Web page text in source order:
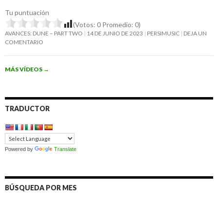
Tu puntuación
(Votos: 0 Promedio: 0)
AVANCES: DUNE – PART TWO 14 DE JUNIO DE 2023 PERSIMUSIC DEJA UN
COMENTARIO
MÁS VÍDEOS →
TRADUCTOR
Powered by Translate
BÚSQUEDA POR MES